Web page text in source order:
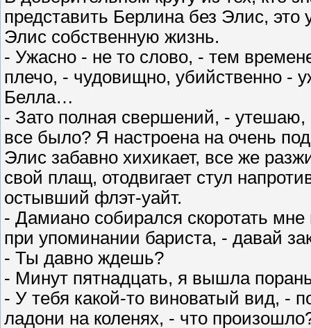
представить Берлина без Элис, это
Элис собственную жизнь.
- Ужасно - не то слово, - тем
плечо, - чудовищно, убийственно -
Белла…
- Зато полная свершений, - утешаю,
все было? Я настроена на очень
Элис забавно хихикает, все же
свой плащ, отодвигает стул
остывший флэт-уайт.
- Дамиано собирался скоротать
при упоминании бариста, - давай
- Ты давно ждешь?
- Минут пятнадцать, я вышла
- У тебя какой-то виноватый вид, -
ладони на коленях, - что